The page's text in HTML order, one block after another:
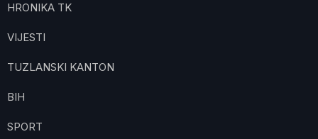
HRONIKA TK
VIJESTI
TUZLANSKI KANTON
BIH
SPORT